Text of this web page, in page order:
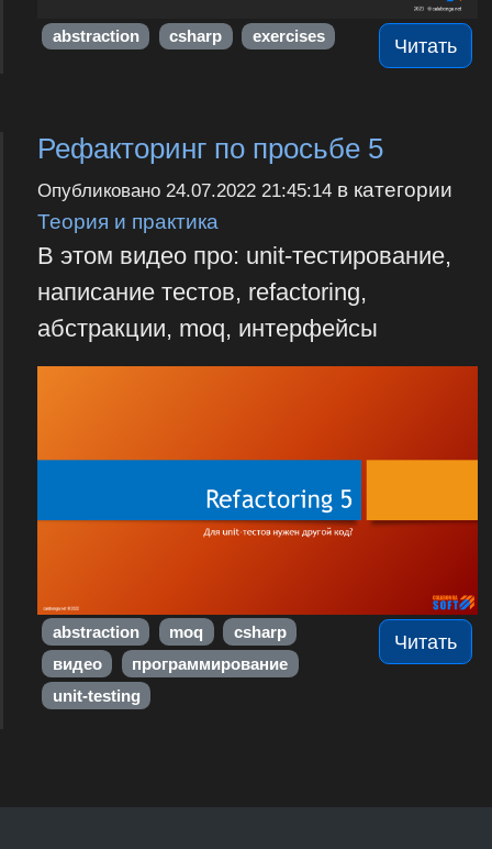
Читать
abstraction csharp exercises
Рефакторинг по просьбе 5
Опубликовано 24.07.2022 21:45:14в категории
Теория и практика
В этом видео про: unit-тестирование,
написание тестов, refactoring,
абстракции, moq, интерфейсы
Читать
abstraction moq
csharp
видео
программирование
unit-testing